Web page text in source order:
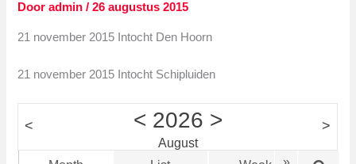
Dooradmin/26 augustus 2015
21 november 2015 Intocht Den Hoorn
21 november 2015 Intocht Schipluiden
< < 2026 >
August
>